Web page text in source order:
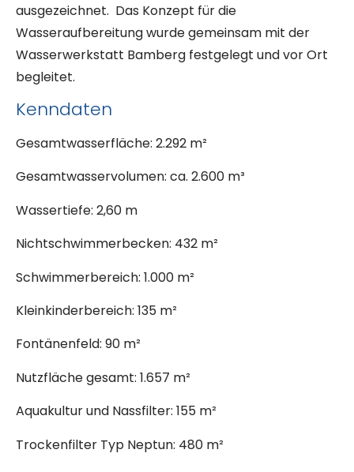
ausgezeichnet. Das Konzept für die
Wasseraufbereitung wurde gemeinsam mit der
Wasserwerkstatt Bamberg festgelegt und vor Ort
begleitet.
Kenndaten
Gesamtwasserfläche: 2.292 m²
Gesamtwasservolumen: ca. 2.600 m³
Wassertiefe: 2,60 m
Nichtschwimmerbecken: 432 m²
Schwimmerbereich: 1.000 m²
Kleinkinderbereich: 135 m²
Fontänenfeld: 90 m²
Nutzfläche gesamt: 1.657 m²
Aquakultur und Nassfilter: 155 m²
Trockenfilter Typ Neptun: 480 m²